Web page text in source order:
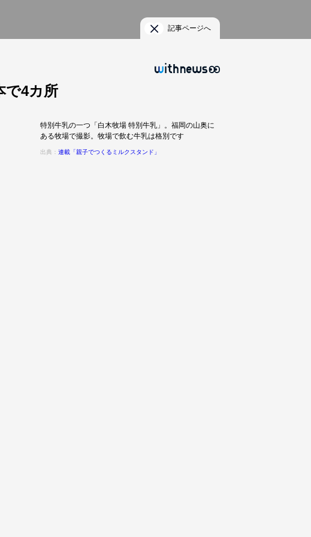
記事ページへ
で4カ所
特別牛乳の一つ「白木牧場 特別牛乳」。福岡の山奥に
ある牧場で撮影。牧場で飲む牛乳は格別です
出典： 連載「親子でつくるミルクスタンド」